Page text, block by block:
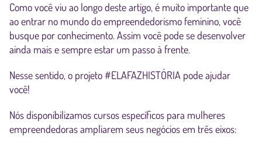
Como você viu ao longo deste artigo, é muito importante que
ao entrar no mundo do empreendedorismo feminino, você
busque por conhecimento. Assim você pode se desenvolver
ainda mais e sempre estar um passo à frente.
Nesse sentido, o projeto #ELAFAZHISTÓRIA pode ajudar
você!
Nós disponibilizamos cursos específicos para mulheres
empreendedoras ampliarem seus negócios em três eixos: